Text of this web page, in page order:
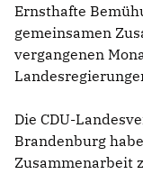
Ernsthafte
gemeinsamen
vergangenen
Die CDU-
Brandenburg
Zusammenarbeit